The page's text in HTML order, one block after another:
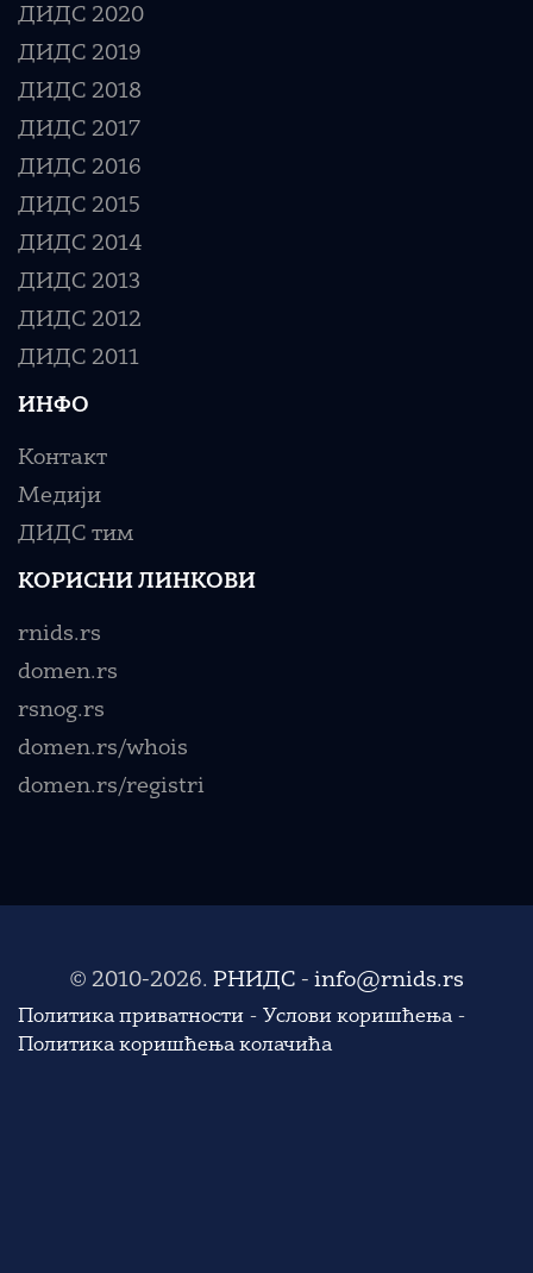
ДИДС 2020
ДИДС 2019
ДИДС 2018
ДИДС 2017
ДИДС 2016
ДИДС 2015
ДИДС 2014
ДИДС 2013
ДИДС 2012
ДИДС 2011
ИНФО
Контакт
Медији
ДИДС тим
КОРИСНИ ЛИНКОВИ
rnids.rs
domen.rs
rsnog.rs
domen.rs/whois
domen.rs/registri
© 2010-2026. РНИДС - info@rnids.rs
Политика приватности
Услови коришћења
Политика коришћења колачића